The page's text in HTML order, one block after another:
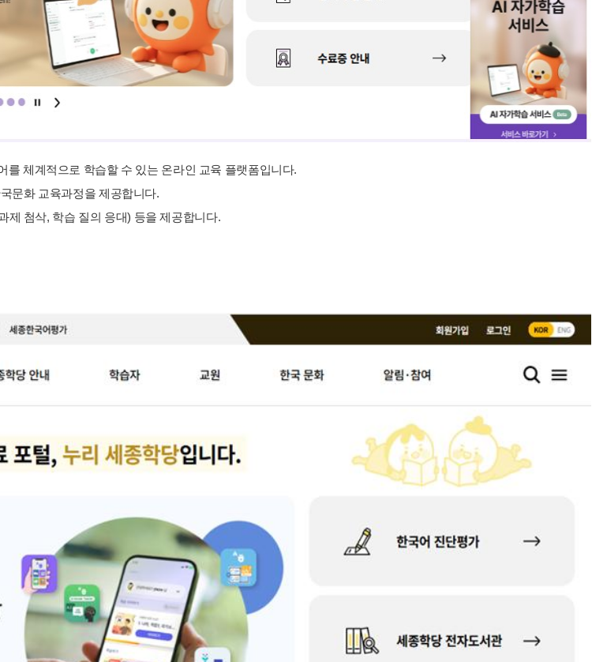
를 체계적으로 학습할 수 있는 온라인 교육 플랫폼입니다.
문화 교육과정을 제공합니다.
제 첨삭, 학습 질의 응대) 등을 제공합니다.